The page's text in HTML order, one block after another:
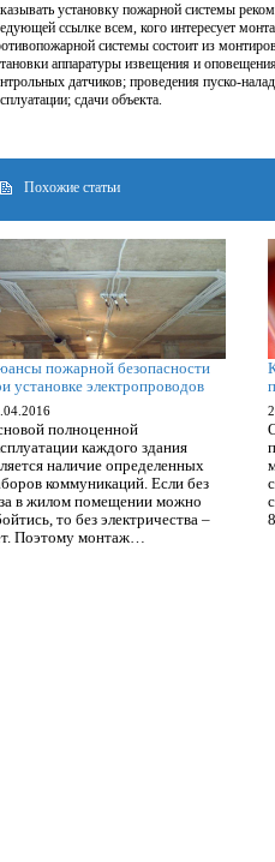
установку пожарной системы
ссылке всем, кого интересует
системы состоит из
аппаратуры извещения и
датчиков; проведения пуско-
сдачи объекта.
Похожие статьи
пожарной безопасности
установке электропроводов
полноценной
каждого здания
наличие определенных
коммуникаций. Если без
в жилом помещении можно
то без электричества –
Поэтому монтаж…